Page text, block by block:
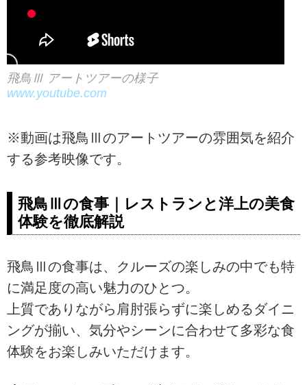
飛鳥Ⅲ アートツアーの様子
www.youtube.com
※動画は飛鳥Ⅲのアートツアーの雰囲気を紹介
する参考映像です。
飛鳥Ⅲの食事｜レストランと洋上の美食
体験を徹底解説
飛鳥Ⅲの食事は、クルーズの楽しみの中でも特
に満足度の高い魅力のひとつ。
上質でありながら肩肘張らずに楽しめるダイニ
ングが揃い、気分やシーンに合わせて多彩な食
体験をお楽しみいただけます。